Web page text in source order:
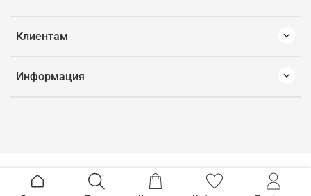
Клиентам
Информация